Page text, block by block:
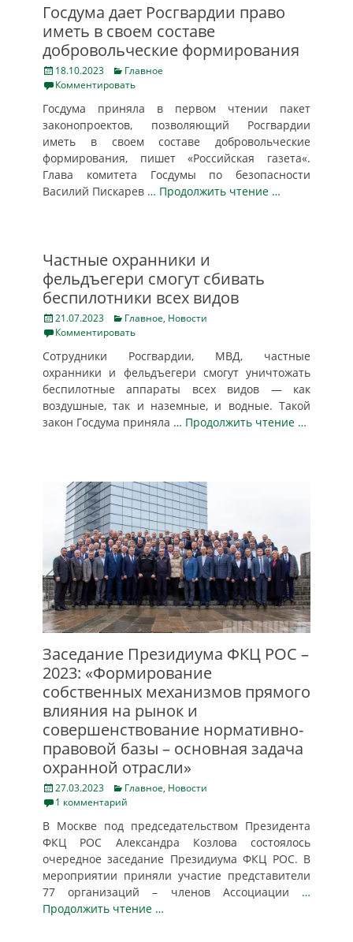
Госдума дает Росгвардии право
иметь в своем составе
добровольческие формирования
Posted
on
18.10.2023 Categories
Главное
Комментировать
Госдума приняла в первом чтении пакет
законопроектов, позволяющий Росгвардии
иметь в своем составе добровольческие
формирования, пишет «Российская газета«.
Глава комитета Госдумы по безопасности
Василий Пискарев … Продолжить чтение …
Частные охранники и
фельдъегери смогут сбивать
беспилотники всех видов
Posted
on
21.07.2023 Categories
Главное, Новости
Комментировать
Сотрудники Росгвардии, МВД, частные
охранники и фельдъегери смогут уничтожать
беспилотные аппараты всех видов — как
воздушные, так и наземные, и водные. Такой
закон Госдума приняла … Продолжить чтение …
Заседание Президиума ФКЦ РОС –
2023: «Формирование
собственных механизмов прямого
влияния на рынок и
совершенствование нормативно-
правовой базы – основная задача
охранной отрасли»
Posted
on
27.03.2023 Categories
Главное, Новости
1 комментарий
В Москве под председательством Президента
ФКЦ РОС Александра Козлова состоялось
очередное заседание Президиума ФКЦ РОС. В
мероприятии приняли участие представители
77 организаций – членов Ассоциации …
Продолжить чтение …